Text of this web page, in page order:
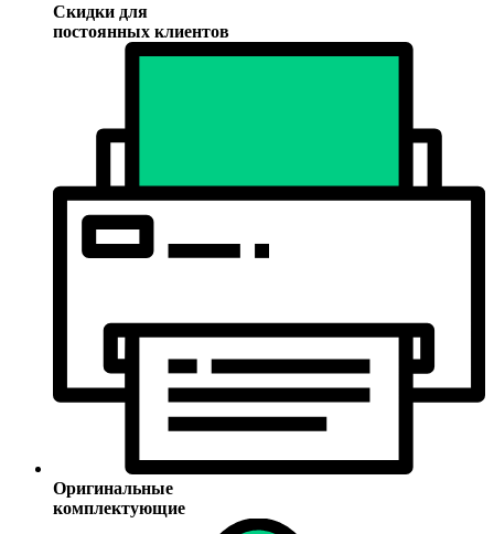
Скидки для
постоянных клиентов
Оригинальные
комплектующие